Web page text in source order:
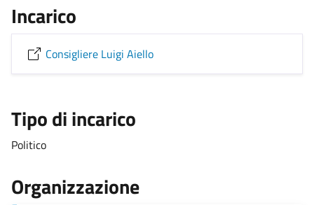
Incarico
Consigliere Luigi Aiello
Tipo di incarico
Politico
Organizzazione